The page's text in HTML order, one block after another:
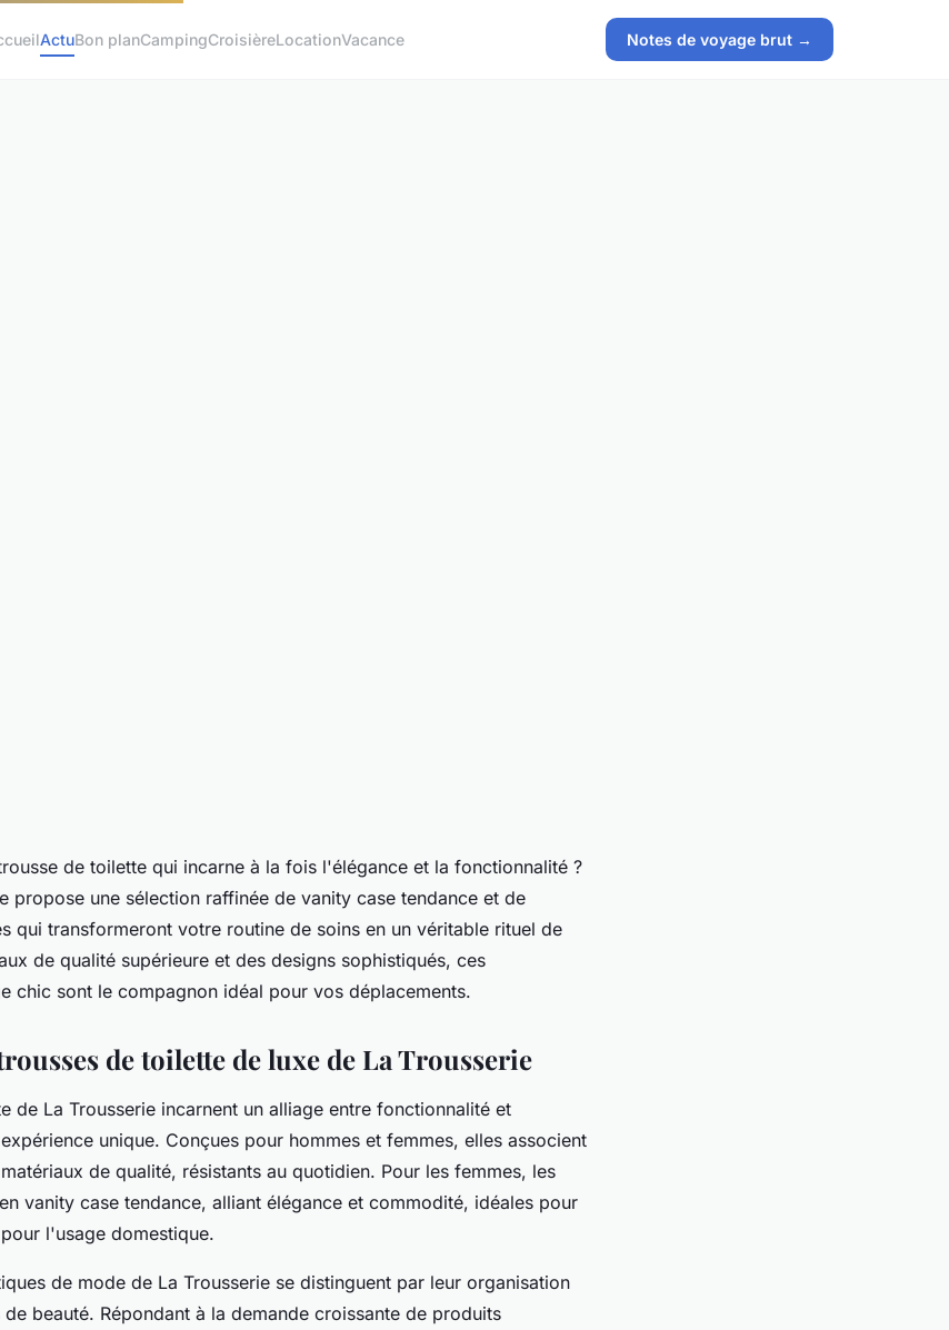
ActuBon planCampingCroisièreLocationVacance Notes de voyage brut →
chez La
de toilette qui incarne à la fois l'élégance et la fonctionnalité ?
propose une sélection raffinée de vanity case tendance et de
qui transformeront votre routine de soins en un véritable rituel de
de qualité supérieure et des designs sophistiqués, ces
chic sont le compagnon idéal pour vos déplacements.
de toilette de luxe de La Trousserie
de La Trousserie incarnent un alliage entre fonctionnalité et
unique. Conçues pour hommes et femmes, elles associent
de qualité, résistants au quotidien. Pour les femmes, les
vanity case tendance, alliant élégance et commodité, idéales pour
l'usage domestique.
de mode de La Trousserie se distinguent par leur organisation
beauté. Répondant à la demande croissante de produits